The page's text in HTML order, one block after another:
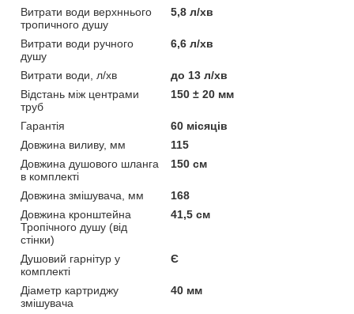
Витрати води верхннього
тропичного душу
5,8 л/хв
Витрати води ручного
душу
6,6 л/хв
Витрати води, л/хв
до 13 л/хв
Відстань між центрами
труб
150 ± 20 мм
Гарантія
60 місяців
Довжина виливу, мм
115
Довжина душового шланга
в комплекті
150 см
Довжина змішувача, мм
168
Довжина кронштейна
Тропічного душу (від
стінки)
41,5 см
Душовий гарнітур у
комплекті
Є
Діаметр картриджу
змішувача
40 мм